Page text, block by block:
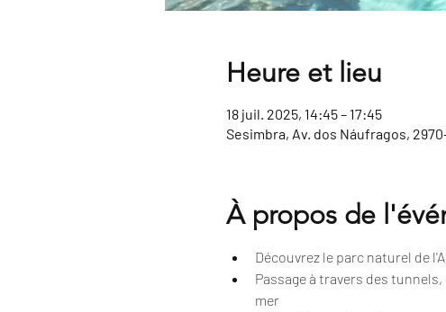
Heure et lieu
18 juil. 2025, 14:45 – 17:45
Sesimbra, Av. dos Náufragos,
À propos de
Découvrez le parc naturel de
Passage à travers des
mer